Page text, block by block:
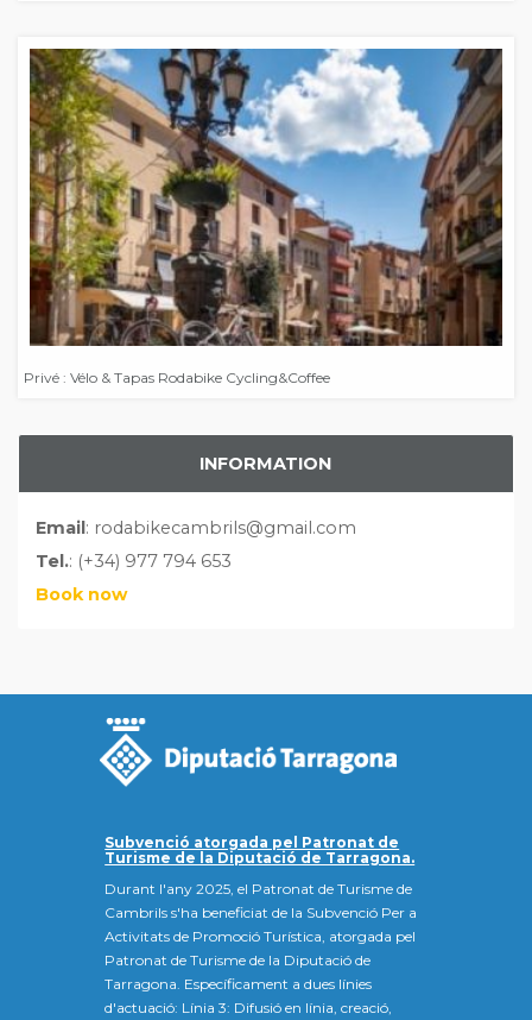
Privé : Vélo & Tapas Rodabike Cycling&Coffee
INFORMATION
Email: rodabikecambrils@gmail.com
Tel.: (+34) 977 794 653
Book now
Subvenció atorgada pel Patronat de
Turisme de la Diputació de Tarragona.
Durant l'any 2025, el Patronat de Turisme de
Cambrils s'ha beneficiat de la Subvenció Per a
Activitats de Promoció Turística, atorgada pel
Patronat de Turisme de la Diputació de
Tarragona. Específicament a dues línies
d'actuació: Línia 3: Difusió en línia, creació,